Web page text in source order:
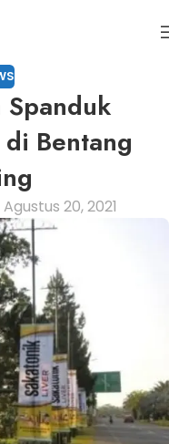
Spanduk
Bentang
20, 2021